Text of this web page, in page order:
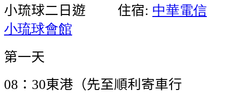
小琉球二日遊 住宿: 中華電信
小琉球會館
第一天
08 ： 30東港（先至順利寄車行